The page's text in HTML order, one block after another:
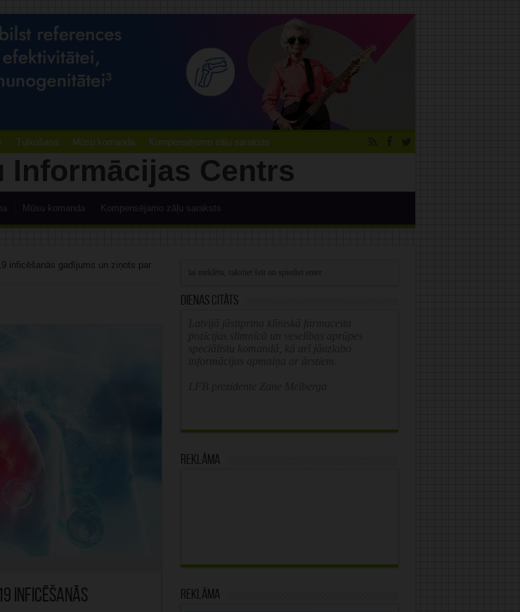
Tulkošana Mūsu komanda Kompensējamo zāļu saraksts
Mūsu komanda Kompensējamo zāļu saraksts
inficēšanās gadījums un ziņots par
inficēšanās
Dienas citāts
Reklāma
Reklāma